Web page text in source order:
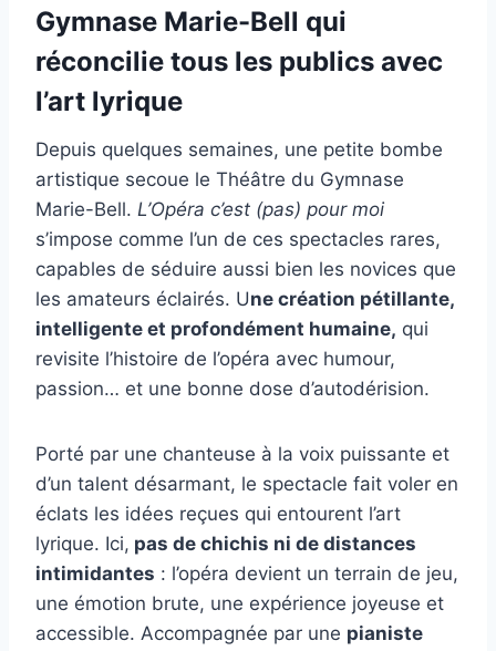
Gymnase Marie-Bell qui
réconcilie tous les publics avec
l’art lyrique
Depuis quelques semaines, une petite bombe
artistique secoue le Théâtre du Gymnase
Marie-Bell. L’Opéra c’est (pas) pour moi
s’impose comme l’un de ces spectacles rares,
capables de séduire aussi bien les novices que
les amateurs éclairés. Une création pétillante,
intelligente et profondément humaine, qui
revisite l’histoire de l’opéra avec humour,
passion… et une bonne dose d’autodérision.
Porté par une chanteuse à la voix puissante et
d’un talent désarmant, le spectacle fait voler en
éclats les idées reçues qui entourent l’art
lyrique. Ici, pas de chichis ni de distances
intimidantes : l’opéra devient un terrain de jeu,
une émotion brute, une expérience joyeuse et
accessible. Accompagnée par une pianiste